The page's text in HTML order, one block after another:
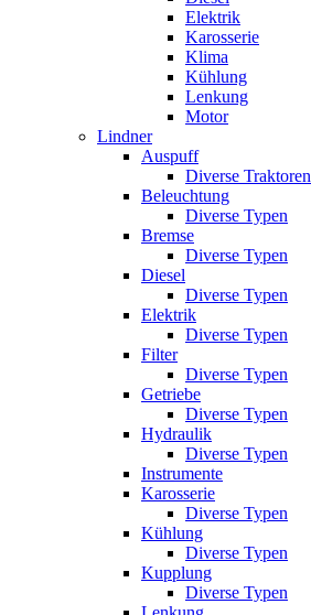
Elektrik
Karosserie
Klima
Kühlung
Lenkung
Motor
Lindner
Auspuff
Diverse Traktoren
Beleuchtung
Diverse Typen
Bremse
Diverse Typen
Diesel
Diverse Typen
Elektrik
Diverse Typen
Filter
Diverse Typen
Getriebe
Diverse Typen
Hydraulik
Diverse Typen
Instrumente
Karosserie
Diverse Typen
Kühlung
Diverse Typen
Kupplung
Diverse Typen